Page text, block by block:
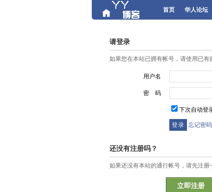
首页 华人论坛
请登录
如果您在本站已拥有帐号，请使用已有
用户名
密 码
下次自动登
忘记密
还没有注册吗？
如果还没有本站的通行帐号，请先注册
立即注册